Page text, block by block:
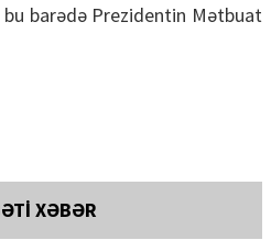
barədə Prezidentin Mətbuat
XƏBƏR